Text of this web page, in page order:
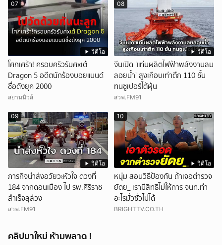
วิดีโอ
07
โศกเศร้า! ครอบครัวรับศxเต้
Dragon 5 อดีตนักร้องบอยแบนด์
ชื่อดังยุค 2000
สยามนิวส์
วิดีโอ
08
จีนเปิด ‘แท่นผลิตไฟฟ้าพลังงานลม
ลอยน้ำ’ สูงเกือบเท่าตึก 110 ชั้น
ทนซูเปอร์ไต้ฝุ่น
สวพ.FM91
วิดีโอ
09
ภารกิจนำส่งอวัยวะหัวใจ ดวงที่
184 จากดอนเมือง ไป รพ.ศิริราช
สำเร็จลุล่วง
สวพ.FM91
วิดีโอ
10
หนุ่ม สอนวิธีป้องกัน ถ้าเจอตำรวจ
ยัดย_ เรามีสิทธิไม่ให้การ จนท.ทำ
อะไรมั่วซั่วไม่ได้
BRIGHTTV.CO.TH
คลิปมาใหม่ ห้ามพลาด !